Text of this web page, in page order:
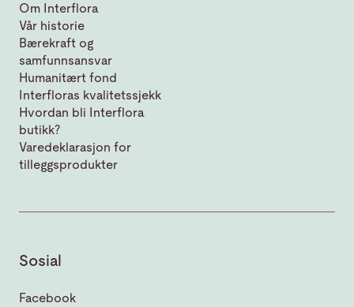
Om Interflora
Vår historie
Bærekraft og
samfunnsansvar
Humanitært fond
Interfloras kvalitetssjekk
Hvordan bli Interflora
butikk?
Varedeklarasjon for
tilleggsprodukter
Sosial
Facebook